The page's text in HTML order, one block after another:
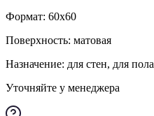
Формат: 60x60
Поверхность: матовая
Назначение: для стен, для пола
Уточняйте у менеджера